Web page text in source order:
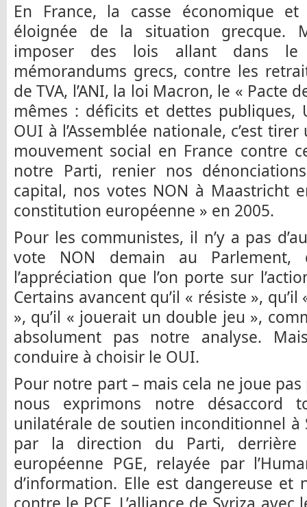
En France, la casse économique
éloignée de la situation grecque.
imposer des lois allant dans
mémorandums grecs, contre les
de TVA, l’ANI, la loi Macron, le « Pacte
mêmes : déficits et dettes publiques,
OUI à l’Assemblée nationale, c’est
mouvement social en France contre
notre Parti, renier nos
capital, nos votes NON à Maastricht
constitution européenne » en 2005.
Pour les communistes, il n’y a pas
vote NON demain au
l’appréciation que l’on porte sur
Certains avancent qu’il « résiste »,
», qu’il « jouerait un double jeu »,
absolument pas notre analyse.
conduire à choisir le OUI.
Pour notre part – mais cela ne joue
nous exprimons notre désaccord
unilatérale de soutien inconditionnel à
par la direction du Parti,
européenne PGE, relayée par
d’information. Elle est dangereuse